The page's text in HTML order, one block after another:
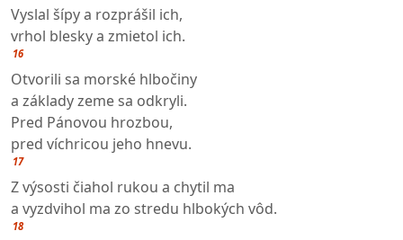
Vyslal šípy a rozprášil ich,
vrhol blesky a zmietol ich.
16
Otvorili sa morské hlbočiny
a základy zeme sa odkryli.
Pred Pánovou hrozbou,
pred víchricou jeho hnevu.
17
Z výsosti čiahol rukou a chytil ma
a vyzdvihol ma zo stredu hlbokých vôd.
18